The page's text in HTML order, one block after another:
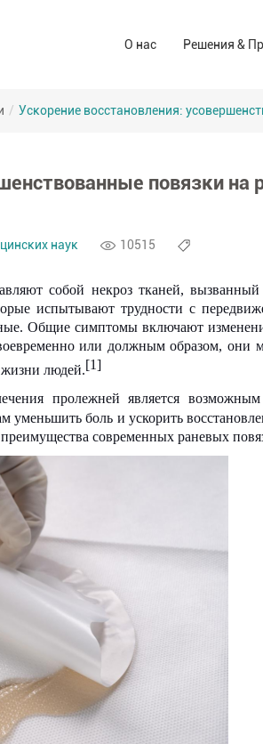
О нас
Решения &
/ Ускорение восстановления:
повязки на
наук 10515
собой некроз тканей,
испытывают трудности с
Общие симптомы включают
или должным образом, они
жизни людей.[1]
пролежней является
уменьшить боль и ускорить
современных раневых